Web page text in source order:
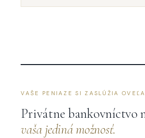
VAŠE PENIAZE SI ZASLÚŽIA
Privátne bankovníctvo
vaša jediná možnosť.